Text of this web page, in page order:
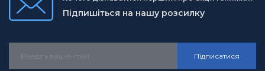
Підпишіться на нашу розсилку
Підписатися